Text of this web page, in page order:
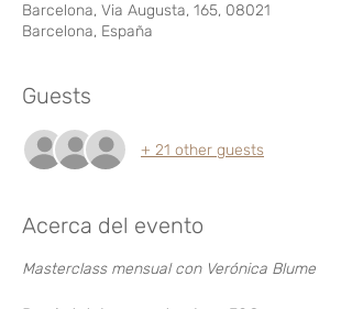
Barcelona, Via Augusta, 165, 08021
Barcelona, España
Guests
+ 21 other guests
Acerca del evento
Masterclass mensual con Verónica Blume